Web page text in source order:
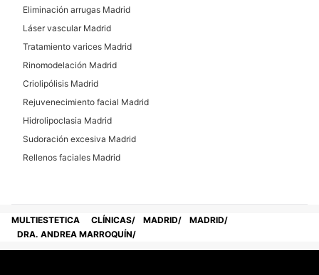
Dietas
Eliminación arrugas Madrid
Láser vascular Madrid
Tratamiento varices Madrid
Rinomodelación Madrid
Criolipólisis Madrid
Rejuvenecimiento facial Madrid
Hidrolipoclasia Madrid
Sudoración excesiva Madrid
Rellenos faciales Madrid
MULTIESTETICA CLÍNICAS MADRID
MADRID
DRA. ANDREA MARROQUÍN